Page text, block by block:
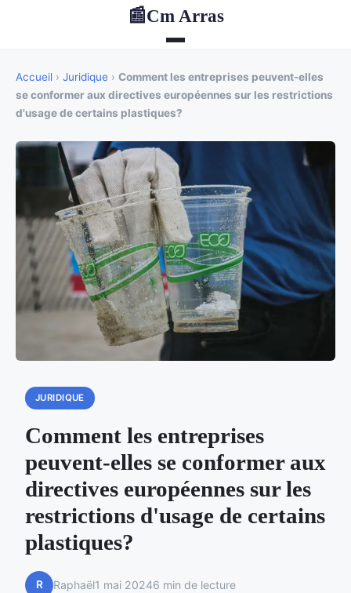
📰Cm Arras
Accueil › Juridique › Comment les entreprises peuvent-elles
se conformer aux directives européennes sur les restrictions
d'usage de certains plastiques?
JURIDIQUE
Comment les entreprises
peuvent-elles se conformer aux
directives européennes sur les
restrictions d'usage de certains
plastiques?
R Raphaël1 mai 20246 min de lecture